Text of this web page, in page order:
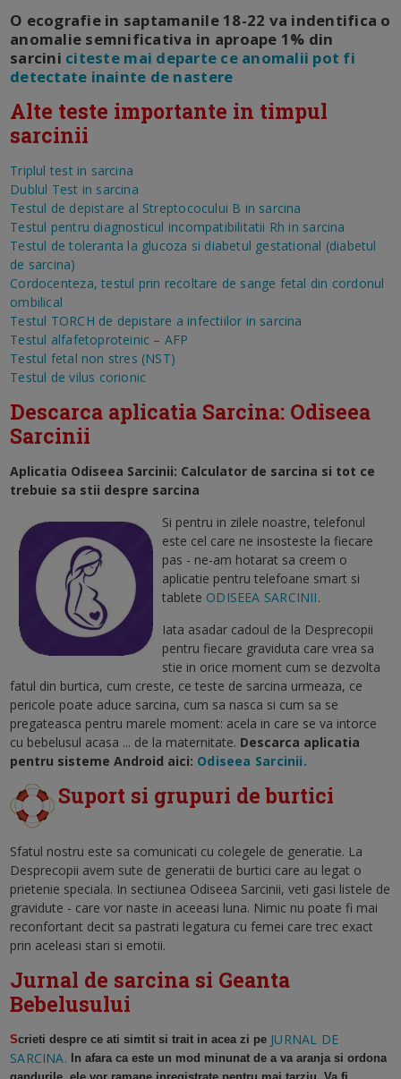
O ecografie in saptamanile 18-22 va indentifica o
anomalie semnificativa in aproape 1% din
sarcini citeste mai departe ce anomalii pot fi
detectate inainte de nastere
Alte teste importante in timpul
sarcinii
Triplul test in sarcina
Dublul Test in sarcina
Testul de depistare al Streptococului B in sarcina
Testul pentru diagnosticul incompatibilitatii Rh in sarcina
Testul de toleranta la glucoza si diabetul gestational (diabetul
de sarcina)
Cordocenteza, testul prin recoltare de sange fetal din cordonul
ombilical
Testul TORCH de depistare a infectiilor in sarcina
Testul alfafetoproteinic – AFP
Testul fetal non stres (NST)
Testul de vilus corionic
Descarca aplicatia Sarcina: Odiseea
Sarcinii
Aplicatia Odiseea Sarcinii: Calculator de sarcina si tot ce
trebuie sa stii despre sarcina
Si pentru in zilele noastre, telefonul
este cel care ne insosteste la fiecare
pas - ne-am hotarat sa creem o
aplicatie pentru telefoane smart si
tablete ODISEEA SARCINII.
Iata asadar cadoul de la Desprecopii
pentru fiecare graviduta care vrea sa
stie in orice moment cum se dezvolta
fatul din burtica, cum creste, ce teste de sarcina urmeaza, ce
pericole poate aduce sarcina, cum sa nasca si cum sa se
pregateasca pentru marele moment: acela in care se va intorce
cu bebelusul acasa ... de la maternitate. Descarca aplicatia
pentru sisteme Android aici: Odiseea Sarcinii.
Suport si grupuri de burtici
Sfatul nostru este sa comunicati cu colegele de generatie. La
Desprecopii avem sute de generatii de burtici care au legat o
prietenie speciala. In sectiunea Odiseea Sarcinii, veti gasi listele de
gravidute - care vor naste in aceeasi luna. Nimic nu poate fi mai
reconfortant decit sa pastrati legatura cu femei care trec exact
prin aceleasi stari si emotii.
Jurnal de sarcina si Geanta
Bebelusului
Scrieti despre ce ati simtit si trait in acea zi pe JURNAL DE
SARCINA.
In afara ca este un mod minunat de a va aranja si ordona